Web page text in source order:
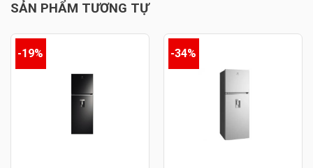
SẢN PHẨM TƯƠNG TỰ
-19% -34%